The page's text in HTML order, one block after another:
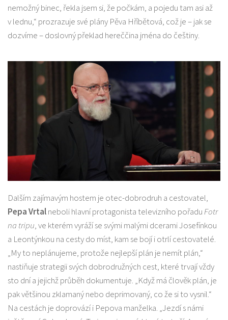
nemožný binec, řekla jsem si, že počkám, a pojedu tam asi až
v lednu,“ prozrazuje své plány Pěva Hříbětová, což je – jak se
dozvíme – doslovný překlad hereččina jména do češtiny.
Dalším zajímavým hostem je otec-dobrodruh a cestovatel,
Pepa Vrtalneboli hlavní protagonista televizního pořaduFotr
na tripu, ve kterém vyráží se svými malými dcerami Josefínkou
a Leontýnkou na cesty do míst, kam se bojí i otrlí cestovatelé.
„My to neplánujeme, protože nejlepší plán je nemít plán,“
nastiňuje strategii svých dobrodružných cest, které trvají vždy
sto dní a jejichž průběh dokumentuje. „Když má člověk plán, je
pak většinou zklamaný nebo deprimovaný, co že si to vysnil.“
Na cestách je doprovází i Pepova manželka. „Jezdí s námi